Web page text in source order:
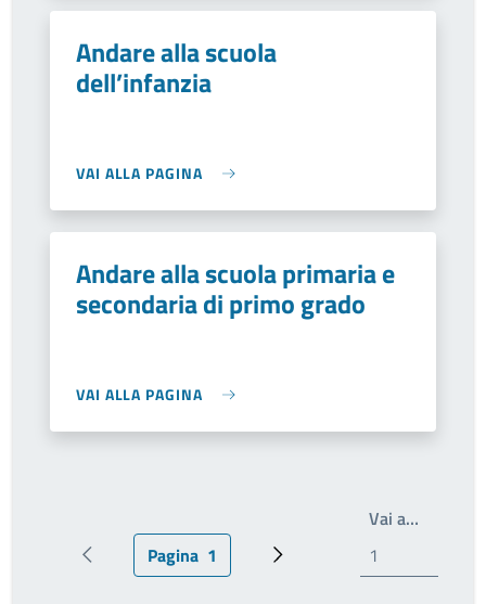
Andare alla scuola
dell’infanzia
VAI ALLA PAGINA
Andare alla scuola primaria e
secondaria di primo grado
VAI ALLA PAGINA
Pagina precedentePagina attuale
Pagina 1 Pagina successiva
Vai a…